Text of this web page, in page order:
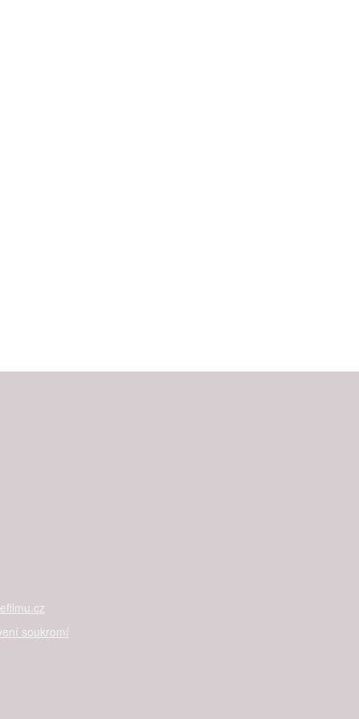
soukromí